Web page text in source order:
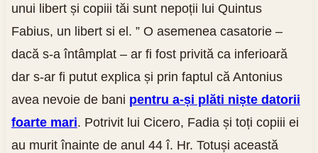
unui libert și copiii tăi sunt nepoții lui Quintus
Fabius, un libert si el. ” O asemenea casatorie –
dacă s-a întâmplat – ar fi fost privită ca inferioară
dar s-ar fi putut explica și prin faptul că Antonius
avea nevoie de bani pentru a-și plăti niște datorii
foarte mari. Potrivit lui Cicero, Fadia și toți copiii ei
au murit înainte de anul 44 î. Hr. Totuși această